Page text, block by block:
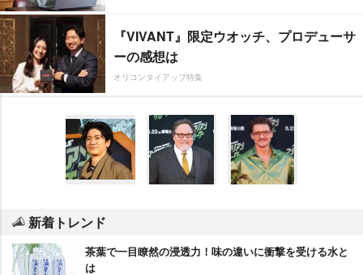
『VIVANT』限定ウオッチ、プロデューサ
ーの感想は
オリコンタイアップ特集
新着トレンド
茶葉で一目瞭然の浸透力！味の違いに衝撃を受ける水と
は